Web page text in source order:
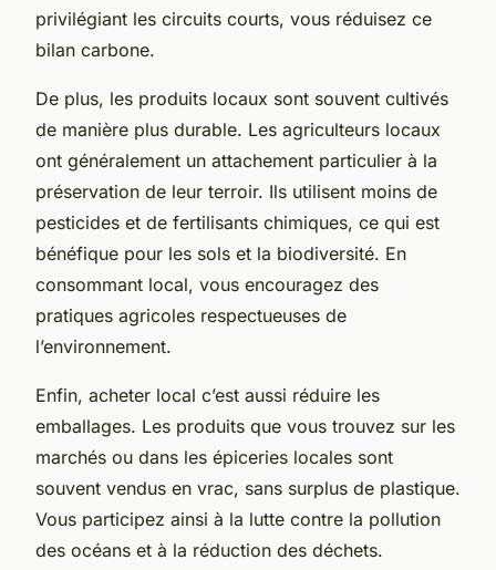
privilégiant les circuits courts, vous réduisez ce
bilan carbone.
De plus, les produits locaux sont souvent cultivés
de manière plus durable. Les agriculteurs locaux
ont généralement un attachement particulier à la
préservation de leur terroir. Ils utilisent moins de
pesticides et de fertilisants chimiques, ce qui est
bénéfique pour les sols et la biodiversité. En
consommant local, vous encouragez des
pratiques agricoles respectueuses de
l’environnement.
Enfin, acheter local c’est aussi réduire les
emballages. Les produits que vous trouvez sur les
marchés ou dans les épiceries locales sont
souvent vendus en vrac, sans surplus de plastique.
Vous participez ainsi à la lutte contre la pollution
des océans et à la réduction des déchets.